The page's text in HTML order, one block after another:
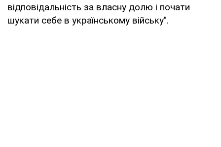
відповідальність за власну долю і почати
шукати себе в українському війську".